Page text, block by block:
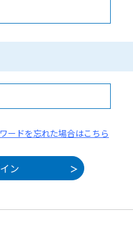
ードを忘れた場合はこちら